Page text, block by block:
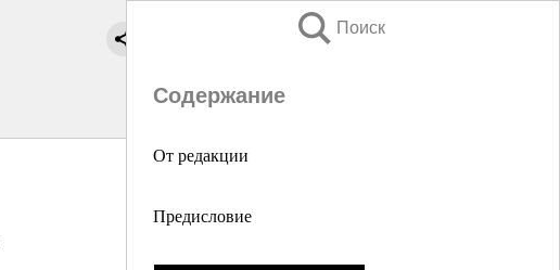
Поиск
Содержание
От редакции
Предисловие